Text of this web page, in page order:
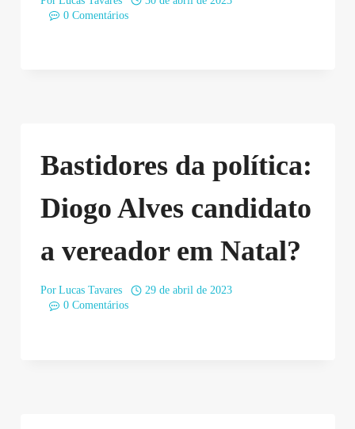
0 Comentários
Bastidores da política:
Diogo Alves candidato
a vereador em Natal?
Por Lucas Tavares
29 de abril de 2023
0 Comentários